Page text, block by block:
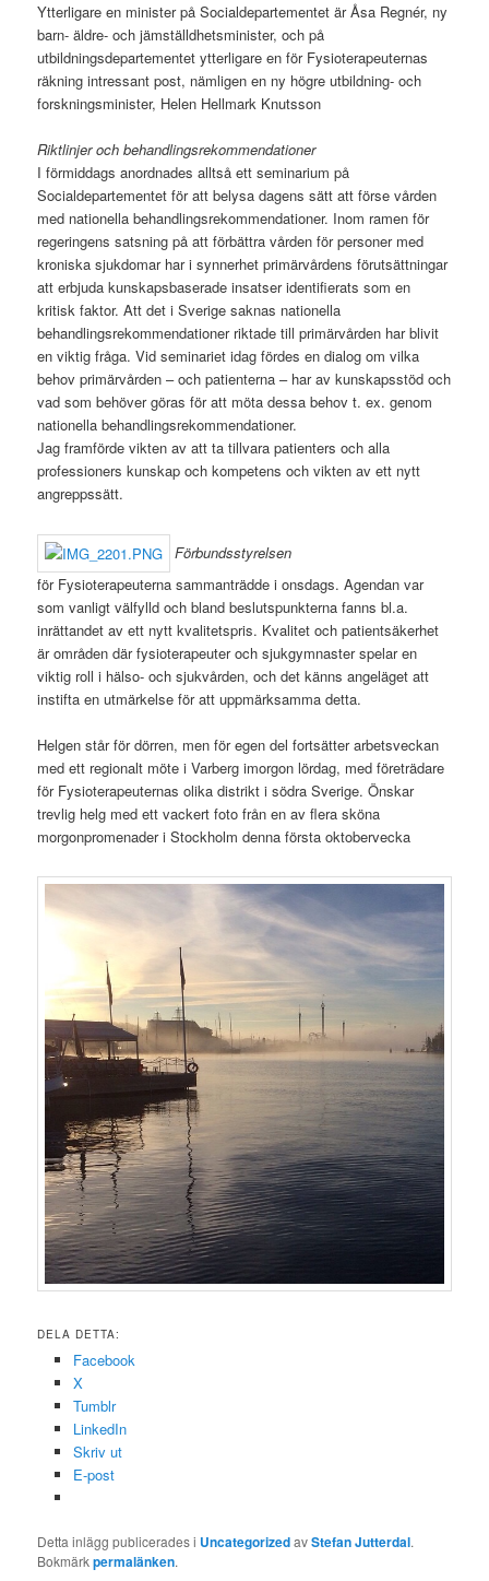
Ytterligare en minister på Socialdepartementet är Åsa Regnér, ny
barn- äldre- och jämställdhetsminister, och på
utbildningsdepartementet ytterligare en för Fysioterapeuternas
räkning intressant post, nämligen en ny högre utbildning- och
forskningsminister, Helen Hellmark Knutsson
Riktlinjer och behandlingsrekommendationer
I förmiddags anordnades alltså ett seminarium på
Socialdepartementet för att belysa dagens sätt att förse vården
med nationella behandlingsrekommendationer. Inom ramen för
regeringens satsning på att förbättra vården för personer med
kroniska sjukdomar har i synnerhet primärvårdens förutsättningar
att erbjuda kunskapsbaserade insatser identifierats som en
kritisk faktor. Att det i Sverige saknas nationella
behandlingsrekommendationer riktade till primärvården har blivit
en viktig fråga. Vid seminariet idag fördes en dialog om vilka
behov primärvården – och patienterna – har av kunskapsstöd och
vad som behöver göras för att möta dessa behov t. ex. genom
nationella behandlingsrekommendationer.
Jag framförde vikten av att ta tillvara patienters och alla
professioners kunskap och kompetens och vikten av ett nytt
angreppssätt.
Förbundsstyrelsen
för Fysioterapeuterna sammanträdde i onsdags. Agendan var
som vanligt välfylld och bland beslutspunkterna fanns bl.a.
inrättandet av ett nytt kvalitetspris. Kvalitet och patientsäkerhet
är områden där fysioterapeuter och sjukgymnaster spelar en
viktig roll i hälso- och sjukvården, och det känns angeläget att
instifta en utmärkelse för att uppmärksamma detta.
Helgen står för dörren, men för egen del fortsätter arbetsveckan
med ett regionalt möte i Varberg imorgon lördag, med företrädare
för Fysioterapeuternas olika distrikt i södra Sverige. Önskar
trevlig helg med ett vackert foto från en av flera sköna
morgonpromenader i Stockholm denna första oktobervecka
DELA DETTA:
Facebook
X
Tumblr
LinkedIn
Skriv ut
E-post
Detta inlägg publicerades i UncategorizedavStefan Jutterdal.
Bokmärkpermalänken.